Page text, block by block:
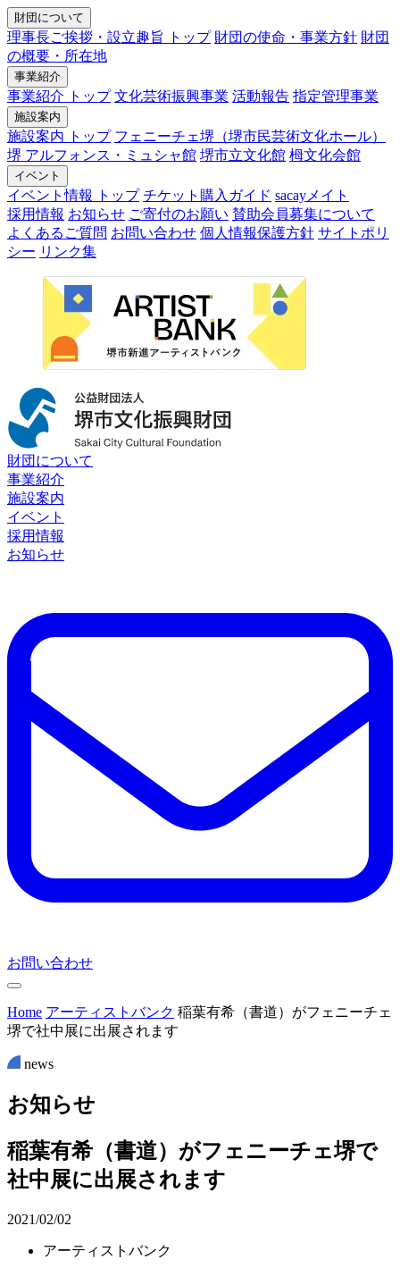
財団について
理事長ご挨拶・設立趣旨 トップ 財団の使命・事業方針 財団
の概要・所在地
事業紹介
事業紹介 トップ 文化芸術振興事業 活動報告 指定管理事業
施設案内
施設案内 トップ フェニーチェ堺（堺市民芸術文化ホール）
堺 アルフォンス・ミュシャ館 堺市立文化館 栂文化会館
イベント
イベント情報 トップ チケット購入ガイド sacayメイト
採用情報 お知らせ ご寄付のお願い 賛助会員募集について
よくあるご質問 お問い合わせ 個人情報保護方針 サイトポリ
シー リンク集
財団について
事業紹介
施設案内
イベント
採用情報
お知らせ
お問い合わせ
Home アーティストバンク 稲葉有希（書道）がフェニーチェ
堺で社中展に出展されます
news
お知らせ
稲葉有希（書道）がフェニーチェ堺で
社中展に出展されます
2021/02/02
アーティストバンク